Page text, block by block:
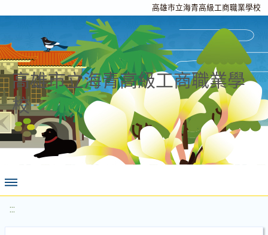
高雄市立海青高級工商職業學校
高雄市立海青高級工商職業學
校
:::